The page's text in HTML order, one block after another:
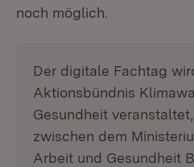
noch möglich.
Der digitale Fachtag
Aktionsbündnis
Gesundheit
zwischen dem
Arbeit und Gesundheit